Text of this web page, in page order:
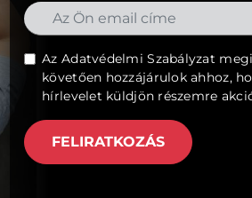
AzAdatvédelmi Szabályzat
követően hozzájárulok ahhoz,
hírlevelet küldjön részemre
FELIRATKOZÁS